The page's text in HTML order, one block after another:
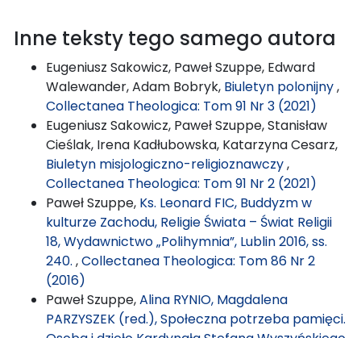
Inne teksty tego samego autora
Eugeniusz Sakowicz, Paweł Szuppe, Edward
Walewander, Adam Bobryk, Biuletyn polonijny,
Collectanea Theologica: Tom 91 Nr 3 (2021)
Eugeniusz Sakowicz, Paweł Szuppe, Stanisław
Cieślak, Irena Kadłubowska, Katarzyna Cesarz,
Biuletyn misjologiczno-religioznawczy,
Collectanea Theologica: Tom 91 Nr 2 (2021)
Paweł Szuppe, Ks. Leonard FIC, Buddyzm w
kulturze Zachodu, Religie Świata – Świat Religii
18, Wydawnictwo „Polihymnia”, Lublin 2016, ss.
240. ,Collectanea Theologica: Tom 86 Nr 2
(2016)
Paweł Szuppe,Alina RYNIO, Magdalena
PARZYSZEK (red.), Społeczna potrzeba pamięci.